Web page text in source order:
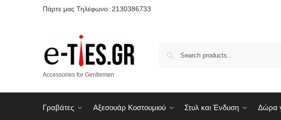
Πάρτε μας Τηλέφωνο: 2130386733
Accessories for Gentlemen
Γραβάτες Αξεσουάρ Κοστουμιού Στυλ και Ένδυση Δώρα